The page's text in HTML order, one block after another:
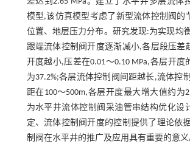
模型,该仿真模型考虑了新型流体控制阀的
位置、地层压力分布。研究发现:为实现均
跟端流体控制阀开度逐渐减小,各层段压差
开度越小,压差在0.01～0.10 MPa,各层开度
为37.2%;各层流体控制阀间距越长,流体控
距在100～500m,各层开度最大增大值约为
为水平井流体控制阀采油管串结构优化设
定、流体控制阀开度的控制提供了理论依
制阀在水平井的推广及应用具有重要的意义